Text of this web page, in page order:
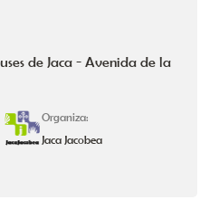
de Jaca - Avenida de la
Organiza:
Jaca Jacobea